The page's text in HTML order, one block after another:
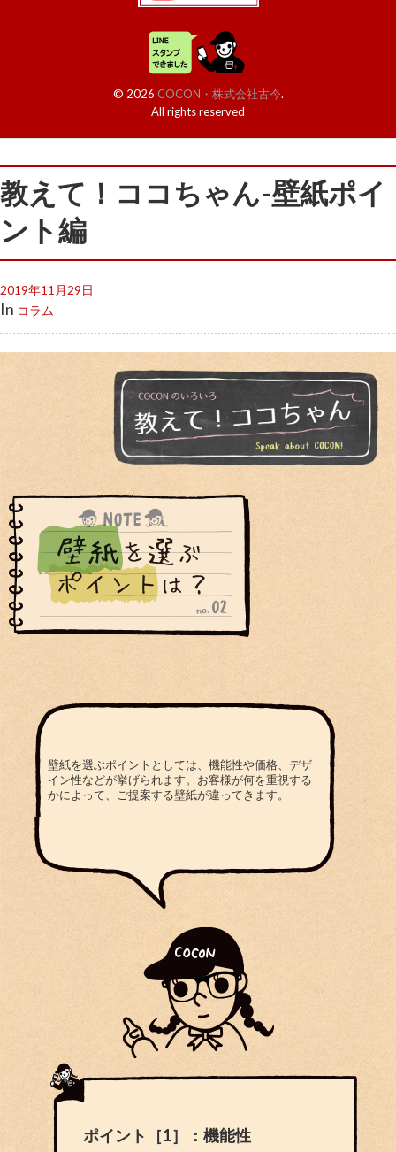
© 2026 COCON・株式会社古今.
All rights reserved
教えて！ココちゃん-壁紙ポイ
ント編
2019年11月29日
In コラム
壁紙を選ぶポイントとしては、機能性や価格、デザ
イン性などが挙げられます。お客様が何を重視する
かによって、ご提案する壁紙が違ってきます。
ポイント［1］：機能性